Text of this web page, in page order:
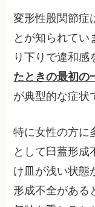
変形性股関節症
とが知られてい
り下りで違和感
たときの最初の
が典型的な症状
特に女性の方に
として臼蓋形成
け皿が浅い状態
形成不全がある